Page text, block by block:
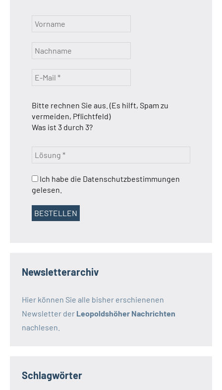
Bitte rechnen Sie aus. (Es hilft, Spam zu
vermeiden, Pflichtfeld)
Was ist 3 durch 3?
Ich habe die Datenschutzbestimmungen
gelesen.
Newsletterarchiv
Hier können Sie alle bisher erschienenen
Newsletter der Leopoldshöher Nachrichten
nachlesen.
Schlagwörter